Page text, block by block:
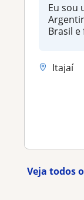
Eu sou
Brasil
Itajaí
Veja todos